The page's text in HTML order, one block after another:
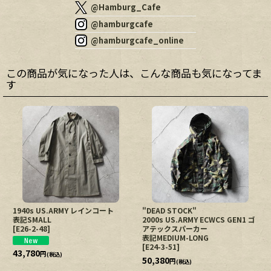
@Hamburg_Cafe
@hamburgcafe
@hamburgcafe_online
この商品が気になった人は、こんな商品も気になってま
す
1940s US.ARMY レインコート
表記SMALL
[E26-2-48]
43,780円(税込)
"DEAD STOCK"
2000s US.ARMY ECWCS GEN1 ゴ
アテックスパーカー
表記MEDIUM-LONG
[E24-3-51]
50,380円(税込)